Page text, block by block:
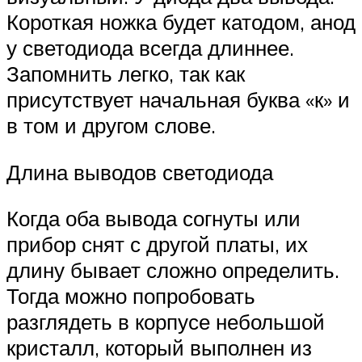
Короткая ножка будет катодом, анод
у светодиода всегда длиннее.
Запомнить легко, так как
присутствует начальная буква «к» и
в том и другом слове.
Длина выводов светодиода
Когда оба вывода согнуты или
прибор снят с другой платы, их
длину бывает сложно определить.
Тогда можно попробовать
разглядеть в корпусе небольшой
кристалл, который выполнен из